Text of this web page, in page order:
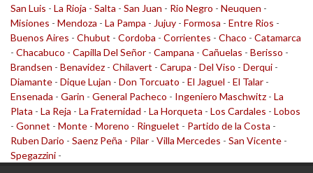
San Luis - La Rioja - Salta - San Juan - Rio Negro - Neuquen -
Misiones - Mendoza - La Pampa - Jujuy - Formosa - Entre Rios -
Buenos Aires - Chubut - Cordoba - Corrientes - Chaco - Catamarca
- Chacabuco - Capilla Del Señor - Campana - Cañuelas - Berisso -
Brandsen - Benavidez - Chilavert - Carupa - Del Viso - Derqui -
Diamante - Dique Lujan - Don Torcuato - El Jaguel - El Talar -
Ensenada - Garin - General Pacheco - Ingeniero Maschwitz - La
Plata - La Reja - La Fraternidad - La Horqueta - Los Cardales - Lobos
- Gonnet - Monte - Moreno - Ringuelet - Partido de la Costa -
Ruben Dario - Saenz Peña - Pilar - Villa Mercedes - San Vicente -
Spegazzini -